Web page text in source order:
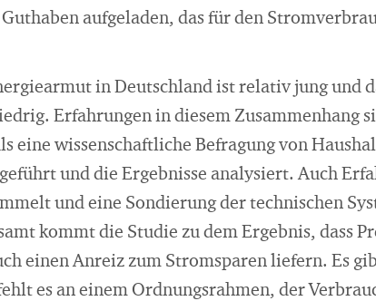
aufgeladen, das für den
in Deutschland ist relativ jung und
Erfahrungen in diesem Zusammenhang
eine wissenschaftliche Befragung von
und die Ergebnisse analysiert. Auch
und eine Sondierung der technischen
kommt die Studie zu dem Ergebnis, dass
einen Anreiz zum Stromsparen liefern. Es
es an einem Ordnungsrahmen, der